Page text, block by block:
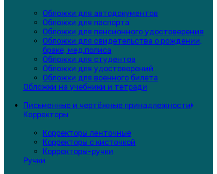
Обложки для автодокументов
Обложки для паспорта
Обложки для пенсионного удостоверения
Обложки для свидетельства о рождении,
браке, мед.полиса
Обложки для студентов
Обложки для удостоверений
Обложки для военного билета
Обложки на учебники и тетради
Письменные и чертёжные принадлежности
Корректоры
Корректоры ленточные
Корректоры с кисточкой
Корректоры-ручки
Ручки